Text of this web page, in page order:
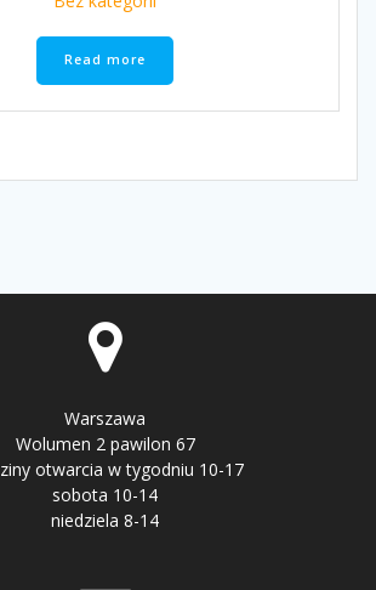
Read more
Warszawa
Wolumen 2 pawilon 67
otwarcia w tygodniu 10-17
sobota 10-14
niedziela 8-14